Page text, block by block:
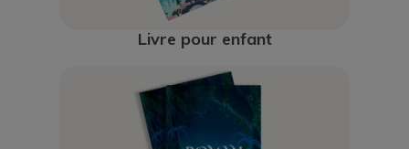
Livre pour enfant